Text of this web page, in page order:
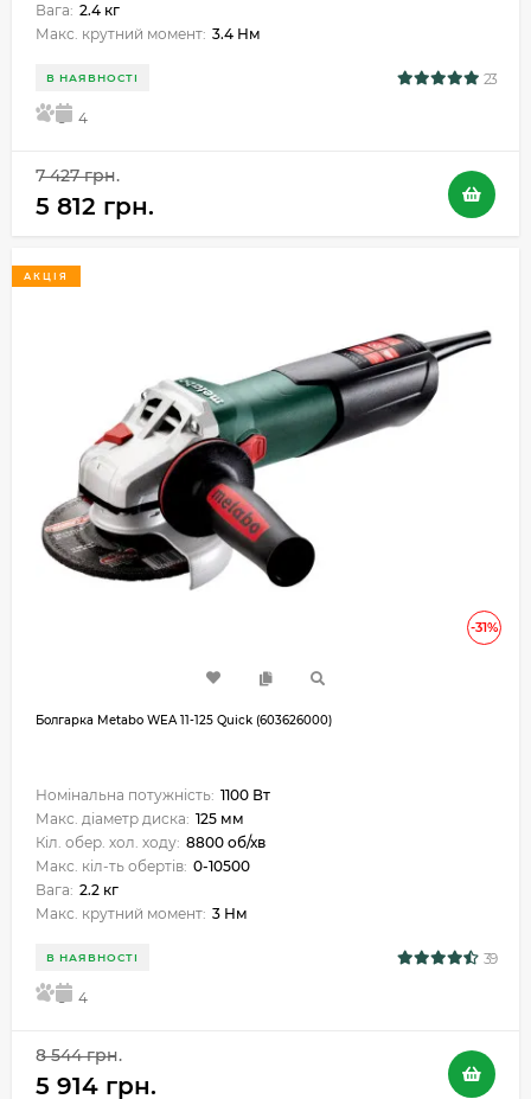
Вага: 2.4 кг
Макс. крутний момент: 3.4 Нм
В НАЯВНОСТІ 23
5 4
7 427 грн.
5 812 грн.
-31%
АКЦІЯ
Болгарка Metabo WEA 11-125 Quick (603626000)
Номінальна потужність: 1100 Вт
Макс. діаметр диска: 125 мм
Кіл. обер. хол. ходу: 8800 об/хв
Макс. кіл-ть обертів: 0-10500
Вага: 2.2 кг
Макс. крутний момент: 3 Нм
В НАЯВНОСТІ 39
5 4
8 544 грн.
5 914 грн.